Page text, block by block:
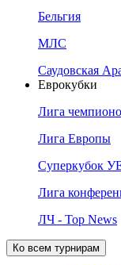
Бельгия
МЛС
Саудовская
Еврокубки
Лига
Лига Европы
Суперкубок
Лига
ЛЧ - Top News
Ко всем турнирам